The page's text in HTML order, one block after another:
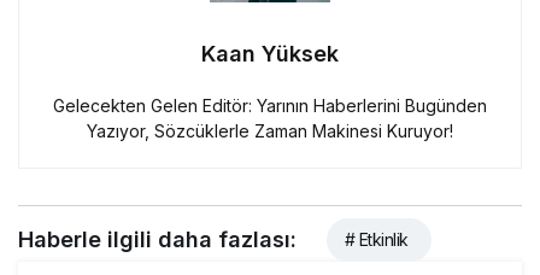
Kaan Yüksek
Gelecekten Gelen Editör: Yarının Haberlerini Bugünden
Yazıyor, Sözcüklerle Zaman Makinesi Kuruyor!
Haberle ilgili daha fazlası: # Etkinlik